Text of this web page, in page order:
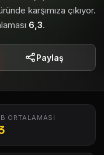
karşımıza çıkıyor.
6,3.
Paylaş
ORTALAMASI